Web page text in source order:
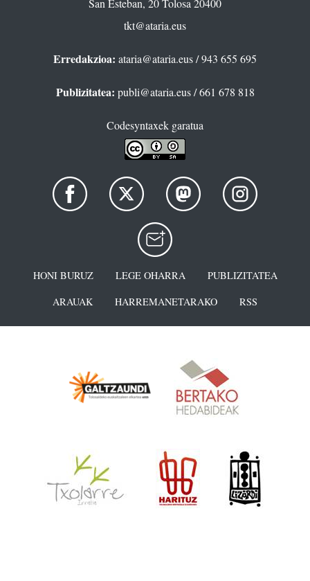
San Esteban, 20 Tolosa 20400
tkt@ataria.eus
Erredakzioa: ataria@ataria.eus/ 943 655 695
Publizitatea: publi@ataria.eus/ 661 678 818
Codesyntaxek garatua
HONI BURUZ LEGE OHARRA
PUBLIZITATEA
ARAUAK
HARREMANETARAKO RSS